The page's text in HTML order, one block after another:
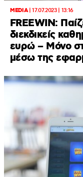
MEDIA|17.07.2023 | 13:16
FREEWIN:
διεκδικείς
ευρώ – Μόνο
μέσω της